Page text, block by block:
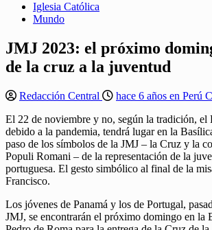
Iglesia Católica
Mundo
JMJ 2023: el próximo
de la cruz a la juventud
Redacción Central
hace 6 años en Perú
El 22 de noviembre y no, según la tradición, el
debido a la pandemia, tendrá lugar en la
paso de los símbolos de la JMJ – la Cruz y la
Populi Romani – de la representación de la
portuguesa. El gesto simbólico al final de la
Francisco.
Los jóvenes de Panamá y los de Portugal,
JMJ, se encontrarán el próximo domingo en la